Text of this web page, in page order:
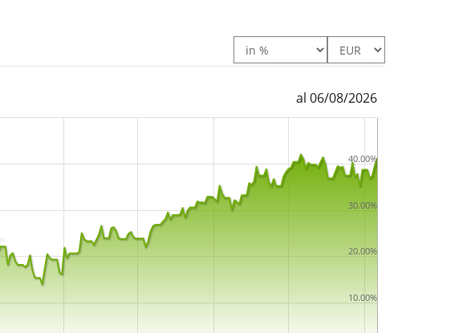
stato lanciato il 6 giugno
al 06/08/2026
10.00%
20.00%
30.00%
40.00%